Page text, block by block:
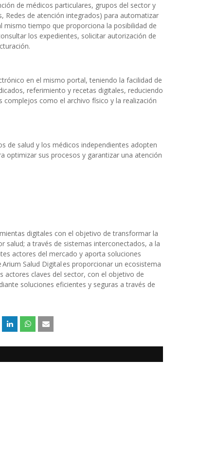
de médicos particulares, grupos del sector y
Redes de atención integrados) para automatizar
mismo tiempo que proporciona la posibilidad de
los expedientes, solicitar autorización de
en el mismo portal, teniendo la facilidad de
referimiento y recetas digitales, reduciendo
complejos como el archivo físico y la realización
de salud y los médicos independientes adopten
optimizar sus procesos y garantizar una atención
digitales con el objetivo de transformar la
salud; a través de sistemas interconectados, a la
actores del mercado y aporta soluciones
Salud Digital es proporcionar un ecosistema
actores claves del sector, con el objetivo de
soluciones eficientes y seguras a través de